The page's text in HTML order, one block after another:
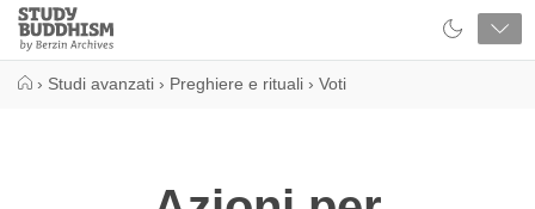
Close
Study
Buddhism
› Studi avanzati › Preghiere e rituali › Voti